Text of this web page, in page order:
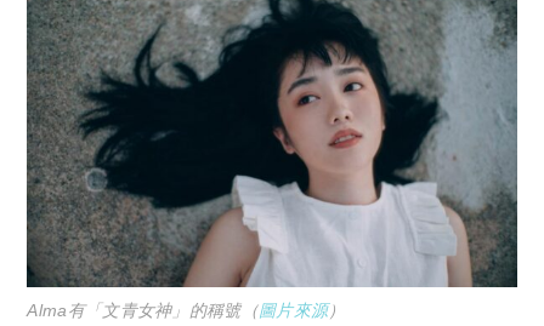
Alma有「文青女神」的稱號（圖片來源）